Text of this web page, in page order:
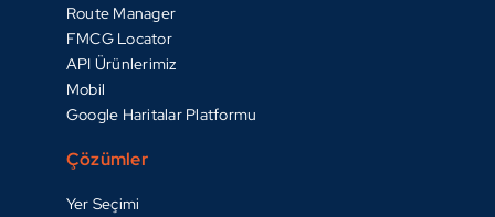
Route Manager
FMCG Locator
API Ürünlerimiz
Mobil
Google Haritalar Platformu
Çözümler
Yer Seçimi